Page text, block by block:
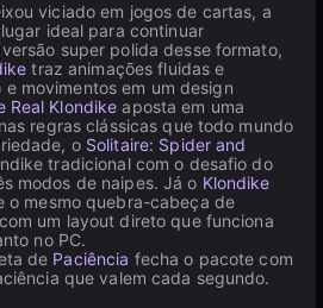
viciado em jogos de cartas, a
ideal para continuar
super polida desse formato,
traz animações fluidas e
movimentos em um design
Real Klondike aposta em uma
regras clássicas que todo mundo
o Solitaire: Spider and
tradicional com o desafio do
modos de naipes. Já o Klondike
o mesmo quebra-cabeça de
um layout direto que funciona
no PC.
de Paciência fecha o pacote com
que valem cada segundo.